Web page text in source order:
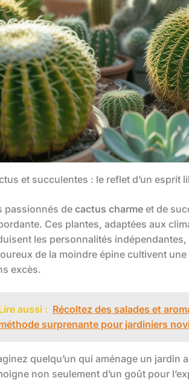
et succulentes : le reflet d’un esprit
passionnés de cactus charme et de
Ces plantes, adaptées aux
les personnalités
de la moindre épine cultivent
excès.
aussi : Récoltez des salades et
surprenante pour jardiniers
quelqu’un qui aménage un jardin
non seulement d’un goût pour